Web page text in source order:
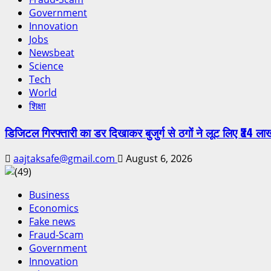
Government
Innovation
Jobs
Newsbeat
Science
Tech
World
शिक्षा
डिजिटल गिरफ्तारी का डर दिखाकर बुजुर्ग से ठगों ने लूट लिए ₹34
aajtaksafe@gmail.com August 6, 2026
Business
Economics
Fake news
Fraud-Scam
Government
Innovation